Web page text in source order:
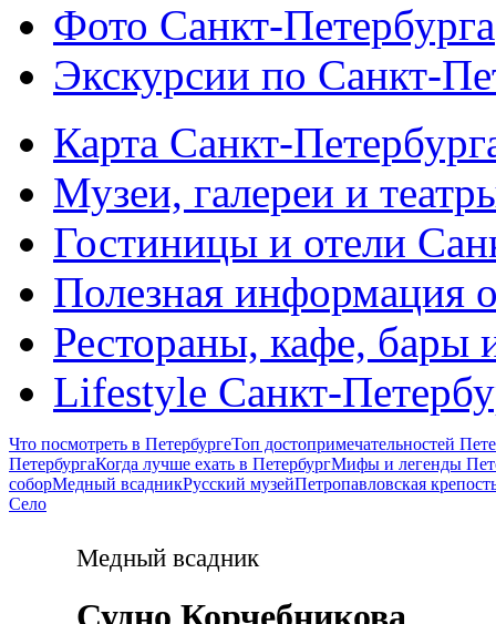
Фото Санкт-Петербурга
Экскурсии по Санкт-
Карта Санкт-
Музеи, галереи и
Гостиницы и отели
Полезная информация
Рестораны, кафе, бары
Lifestyle Санкт-
Что посмотреть в ПетербургеТоп достопримечательностей
ПетербургаКогда лучше ехать в ПетербургМифы и легенды
соборМедный всадникРусский музейПетропавловская
Село
Медный всадник